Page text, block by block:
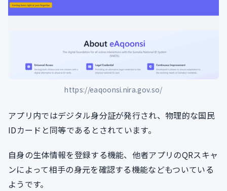
https://eaqoonsi.nira.gov.so/
アプリ内ではデジタル身分証が発行され、物理的な国民
IDカードと同等であるとされています。
自身の生体情報を登録する機能、他者アプリのQRスキャ
ンによって相手の身元を確認する機能などもついている
ようです。